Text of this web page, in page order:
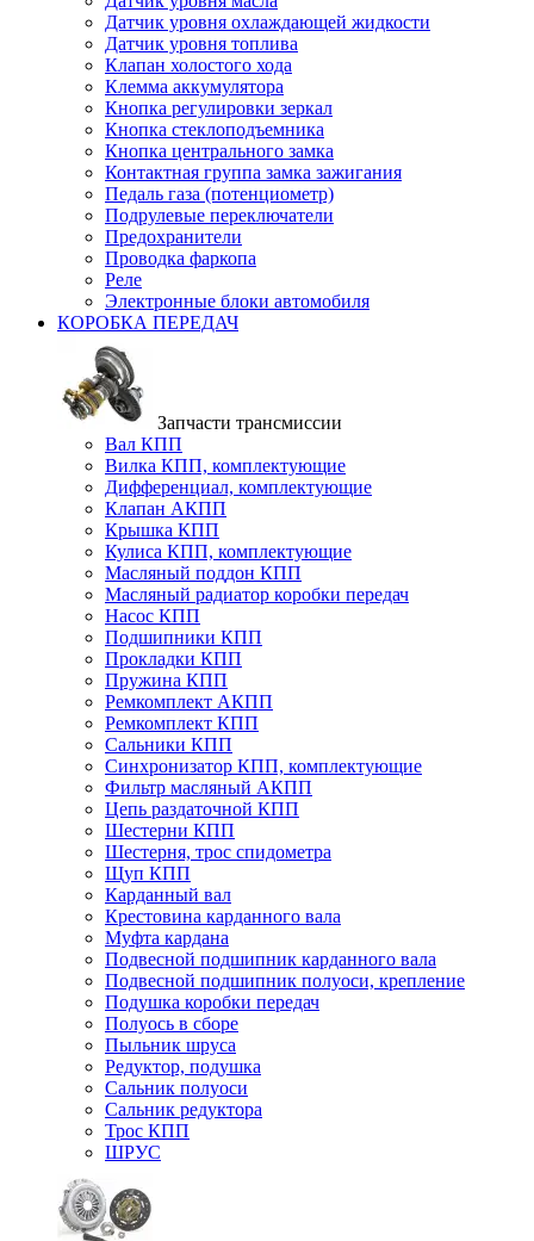
Датчик уровня охлаждающей жидкости
Датчик уровня топлива
Клапан холостого хода
Клемма аккумулятора
Кнопка регулировки зеркал
Кнопка стеклоподъемника
Кнопка центрального замка
Контактная группа замка зажигания
Педаль газа (потенциометр)
Подрулевые переключатели
Предохранители
Проводка фаркопа
Реле
Электронные блоки автомобиля
КОРОБКА ПЕРЕДАЧ
Запчасти трансмиссии
Вал КПП
Вилка КПП, комплектующие
Дифференциал, комплектующие
Клапан АКПП
Крышка КПП
Кулиса КПП, комплектующие
Масляный поддон КПП
Масляный радиатор коробки передач
Насос КПП
Подшипники КПП
Прокладки КПП
Пружина КПП
Ремкомплект АКПП
Ремкомплект КПП
Сальники КПП
Синхронизатор КПП, комплектующие
Фильтр масляный АКПП
Цепь раздаточной КПП
Шестерни КПП
Шестерня, трос спидометра
Щуп КПП
Карданный вал
Крестовина карданного вала
Муфта кардана
Подвесной подшипник карданного вала
Подвесной подшипник полуоси, крепление
Подушка коробки передач
Полуось в сборе
Пыльник шруса
Редуктор, подушка
Сальник полуоси
Сальник редуктора
Трос КПП
ШРУС